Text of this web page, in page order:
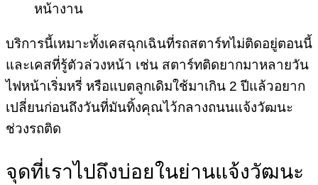
หน้างาน
บริการนี้เหมาะทั้งเคสฉุกเฉินที่รถสตาร์ทไม่ติดอยู่ตอนนี้
และเคสที่รู้ตัวล่วงหน้า เช่น สตาร์ทติดยากมาหลายวัน
ไฟหน้าเริ่มหรี่ หรือแบตลูกเดิมใช้มาเกิน 2 ปีแล้วอยาก
เปลี่ยนก่อนถึงวันที่มันทิ้งคุณไว้กลางถนนแจ้งวัฒนะ
ช่วงรถติด
จุดที่เราไปถึงบ่อยในย่านแจ้งวัฒนะ